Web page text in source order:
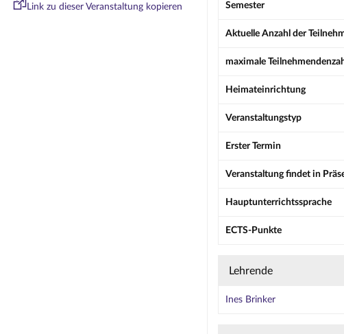
Link zu dieser Veranstaltung kopieren Semester
Aktuelle Anzahl der
maximale
Heimateinrichtung
Veranstaltungstyp
Erster Termin
Veranstaltung findet in
Hauptunterrichtssprache
ECTS-Punkte
Lehrende
Ines Brinker